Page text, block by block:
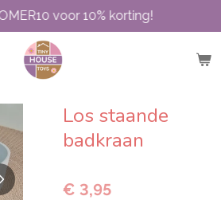
voor 10% korting!
Los staande
badkraan
€ 3,95